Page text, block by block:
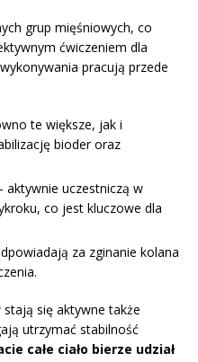
grup mięśniowych, co
ćwiczeniem dla
pracują przede
te większe, jak i
bioder oraz
aktywnie uczestniczą w
co jest kluczowe dla
za zginanie kolana
się aktywne także
utrzymać stabilność
całe ciało bierze udział